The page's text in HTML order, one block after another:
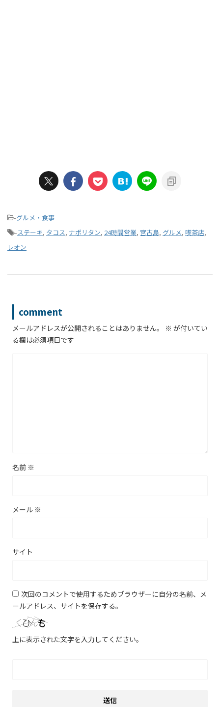
-グルメ・食事
-ステーキ, タコス, ナポリタン, 24時間営業, 宮古島, グルメ, 喫茶店,
レオン
comment
メールアドレスが公開されることはありません。 ※ が付いてい
る欄は必須項目です
名前 ※
メール ※
サイト
次回のコメントで使用するためブラウザーに自分の名前、メ
ールアドレス、サイトを保存する。
上に表示された文字を入力してください。